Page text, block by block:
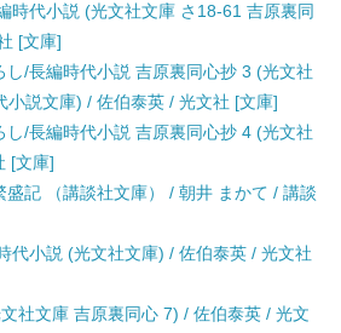
時代小説 (光文社文庫 さ18-61 吉原裏同
[文庫]
し/長編時代小説 吉原裏同心抄 3 (光文社
小説文庫) / 佐伯泰英 / 光文社 [文庫]
し/長編時代小説 吉原裏同心抄 4 (光文社
[文庫]
盛記 （講談社文庫） / 朝井 まかて / 講談
代小説 (光文社文庫) / 佐伯泰英 / 光文社
社文庫 吉原裏同心 7) / 佐伯泰英 / 光文